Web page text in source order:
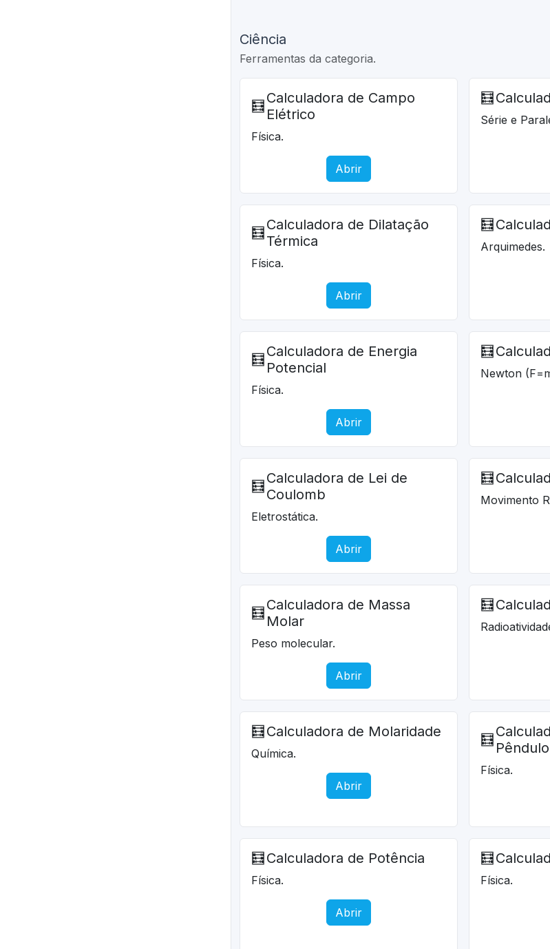
Ciência
Ferramentas da categoria.
🧮 Calculadora de Campo
Elétrico
Física.
Abrir
🧮
Série e
🧮 Calculadora de Dilatação
Térmica
Física.
Abrir
🧮
Arquimedes.
🧮 Calculadora de Energia
Potencial
Física.
Abrir
🧮
Newton
🧮 Calculadora de Lei de
Coulomb
Eletrostática.
Abrir
🧮
Movimento
🧮 Calculadora de Massa
Molar
Peso molecular.
Abrir
🧮
🧮 Calculadora de Molaridade
Química.
Abrir
🧮 Pêndulo
Física.
🧮 Calculadora de Potência
Física.
Abrir
🧮
Física.